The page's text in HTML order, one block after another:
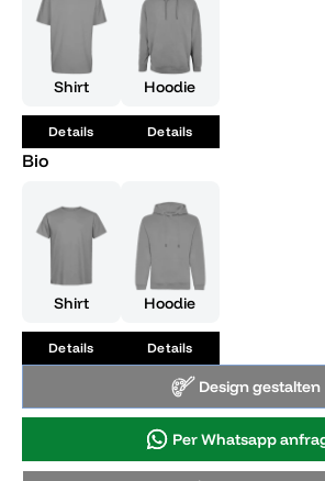
dein eigenes Vegas-Erlebnis? Dann
Shirt
Details
Hoodie
Details
Bio
Shirt
Details
Hoodie
Details
Design gestalten
Per Whatsapp